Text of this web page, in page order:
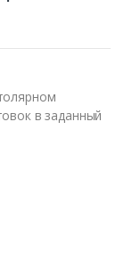
в заданный